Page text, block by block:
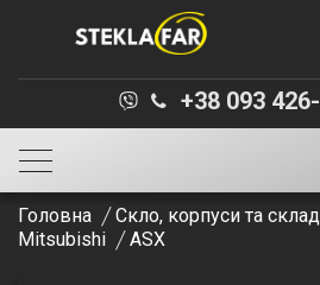
+38 093
Головна
Скло, корпуси та
Mitsubishi
ASX